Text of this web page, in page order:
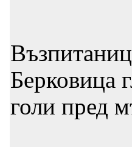
Берковица
голи пред